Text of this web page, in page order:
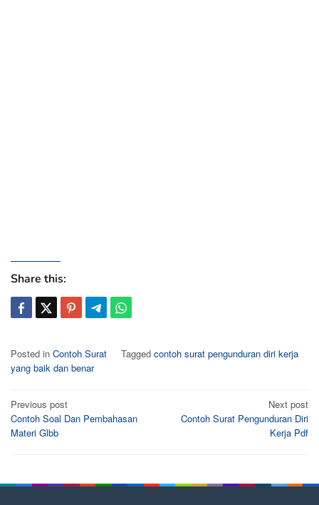
Share this:
Posted in Contoh Surat Tagged contoh surat pengunduran diri kerja
yang baik dan benar
Post
navigation
Previous post
Contoh Soal Dan Pembahasan
Materi Glbb
Next post
Contoh Surat Pengunduran Diri
Kerja Pdf